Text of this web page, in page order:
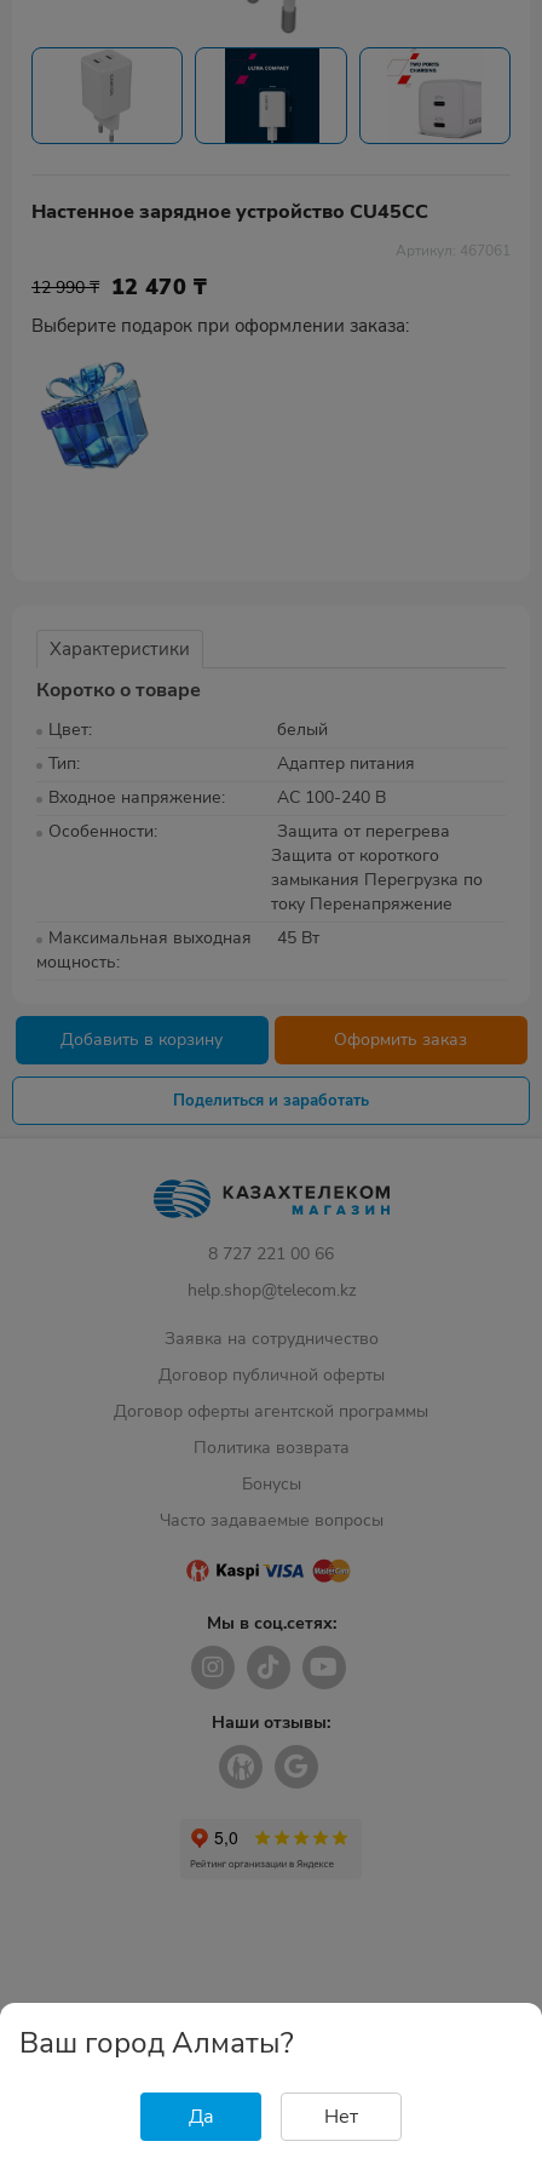
Настенное зарядное устройство CU45CC
Артикул: 467061
12 990 ₸ 12 470 ₸
Выберите подарок при оформлении заказа:
Характеристики
Коротко о товаре
Цвет
белый
Тип
Адаптер питания
Входное напряжение
AC 100-240 В
Особенности
Защита от перегрева
Защита от короткого
замыкания Перегрузка по
току Перенапряжение
Максимальная выходная
мощность
45 Вт
Добавить в корзину Оформить заказ
Поделиться и заработать
8 727 221 00 66
help.shop@telecom.kz
Заявка на сотрудничество
Договор публичной оферты
Договор оферты агентской программы
Политика возврата
Бонусы
Часто задаваемые вопросы
Мы в соц.сетях:
Наши отзывы:
Ваш город Алматы?
Да Нет